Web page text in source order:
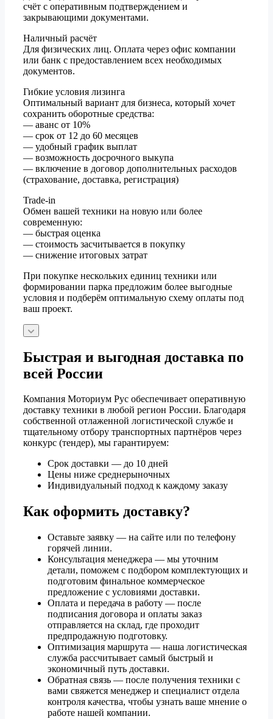
счёт с оперативным подтверждением и
закрывающими документами.
Наличный расчёт
Для физических лиц. Оплата через офис компании
или банк с предоставлением всех необходимых
документов.
Гибкие условия лизинга
Оптимальный вариант для бизнеса, который хочет
сохранить оборотные средства:
— аванс от 10%
— срок от 12 до 60 месяцев
— удобный график выплат
— возможность досрочного выкупа
— включение в договор дополнительных расходов
(страхование, доставка, регистрация)
Trade-in
Обмен вашей техники на новую или более
современную:
— быстрая оценка
— стоимость засчитывается в покупку
— снижение итоговых затрат
При покупке нескольких единиц техники или
формировании парка предложим более выгодные
условия и подберём оптимальную схему оплаты под
ваш проект.
Быстрая и выгодная доставка по
всей России
Компания Моториум Рус обеспечивает оперативную
доставку техники в любой регион России. Благодаря
собственной отлаженной логистической службе и
тщательному отбору транспортных партнёров через
конкурс (тендер), мы гарантируем:
Срок доставки — до 10 дней
Цены ниже среднерыночных
Индивидуальный подход к каждому заказу
Как оформить доставку?
Оставьте заявку — на сайте или по телефону
горячей линии.
Консультация менеджера — мы уточним
детали, поможем с подбором комплектующих и
подготовим финальное коммерческое
предложение с условиями доставки.
Оплата и передача в работу — после
подписания договора и оплаты заказ
отправляется на склад, где проходит
предпродажную подготовку.
Оптимизация маршрута — наша логистическая
служба рассчитывает самый быстрый и
экономичный путь доставки.
Обратная связь — после получения техники с
вами свяжется менеджер и специалист отдела
контроля качества, чтобы узнать ваше мнение о
работе нашей компании.